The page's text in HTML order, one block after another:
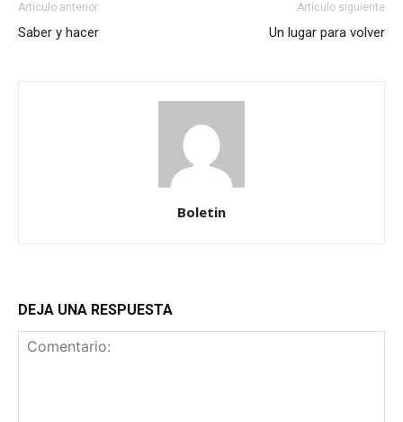
Artículo anterior
Saber y hacer
Artículo siguiente
Un lugar para volver
Boletin
DEJA UNA RESPUESTA